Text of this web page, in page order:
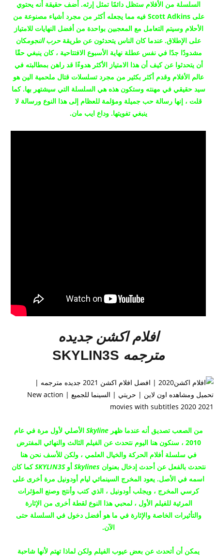
السلسلة من الأفلام ستظل دائمًا تمثل إرثه. أضف حقيقة أنه يحتوي
على Scott Adkins فيه مما يجعله أكثر من مجرد أشياء مصنوعة من
الأحلام وسيتم التعامل مع المعجبين بواحدة من أفضل النهايات للامتياز
على الإطلاق. عندما كان الناس يتحدثون عن طريقة حرب النجومكان
مشدودًا جدًا في نفس عطلة نهاية الأسبوع الافتتاحية ، كان ينبغي حقًا
أن يتحدثوا عن كيف أن هذا الامتياز الأكثر هدوءًا قد راهن بمطالبته في
عالم الأفلام وقدم أكثر بكثير من مجرد تسلسلات قتال ملحمية الين هو
سيد حقيقي في مهنته وستكون هذه هي السلسلة التي سيشتهر بها.كما
قلت ، إنها رسالة حب جميلة ومؤلمة للعظام إلى هذا النوع ورسالة لا
ينبغي تفويتها. وداع ايب مان.
افلام اكشن جديده
مترجمه SKYLIN3S
من الصعب تصديق أنه عندما ظهر Skyline الأصلي لأول مرة في عام
2010 ، سنكون هنا اليوم نتحدث عن الفيلم الثالث والنهائي المفترض
في سلسلة أفلام الحركة والخيال العلمي ، ولكن للأسف نحن هنا
نتحدث بالفعل عن أحدث إدخال بعنوانSkylines أوSKYLIN3Sكما كان
اسمه في الأصل. يعود المخرج السينمائي ليام أودونيل مرة أخرى على
كرسي المخرج ، ويجلب أودونيل ، الذي كتب وأنتج وصنع المؤثرات
المرئية للفيلم الأول ، لمحبي هذا النوع لقطة أخرى من الإثارة
والتأثيرات الخاصة والإثارة في ما هو أفضل دخول في السلسلة حتى
الآن.
يمكن أن أتحدث عن بعض عيوب الفيلم ولكن لماذا تهتم لأنها شاحبة